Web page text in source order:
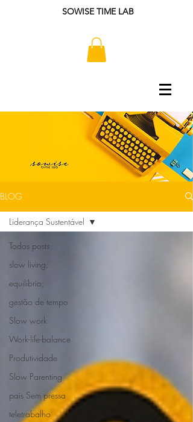
SOWISE TIME LAB
BLOG
Todos posts
slow living;
equilíbrio;
gestão de tempo
Slow work
Work-life-balance
Produtividade
Slow Parenting
pais Sem pressa
teletrabalho
Liderança Sustentável